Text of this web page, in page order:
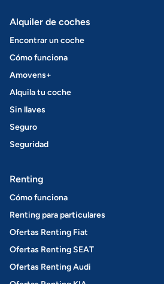
Alquiler de coches
Encontrar un coche
Cómo funciona
Amovens+
Alquila tu coche
Sin llaves
Seguro
Seguridad
Renting
Cómo funciona
Renting para particulares
Ofertas Renting Fiat
Ofertas Renting SEAT
Ofertas Renting Audi